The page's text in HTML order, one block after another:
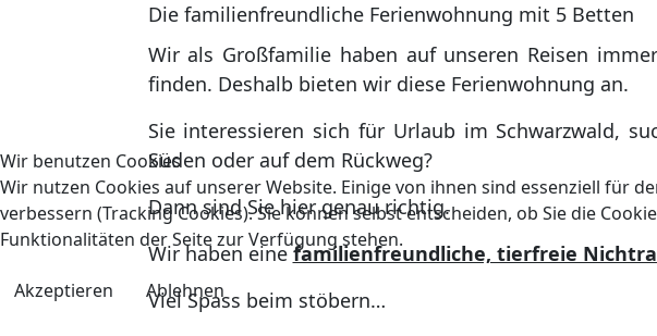
Die familienfreundliche Ferienwohnung mit 5 Betten
Wir als Großfamilie haben auf unseren Reisen
finden. Deshalb bieten wir diese Ferienwohnung an.
Sie interessieren sich für Urlaub im Schwarzwald,
Süden oder auf dem Rückweg?
Dann sind Sie hier genau richtig.
Wir haben einefamilienfreundliche, tierfreie
Viel Spass beim stöbern…
Wir benutzen Cookies
Wir nutzen Cookies auf unserer Website. Einige von ihnen sind essenziell für
verbessern (Tracking Cookies). Sie können selbst entscheiden, ob Sie die
Funktionalitäten der Seite zur Verfügung stehen.
Akzeptieren Ablehnen